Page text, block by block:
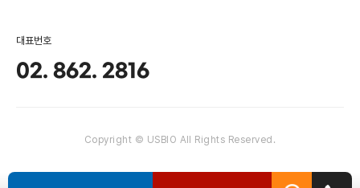
대표번호
02. 862. 2816
Copyright © USBIO All Rights Reserved.